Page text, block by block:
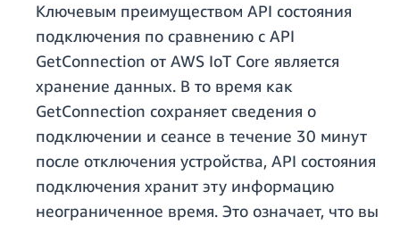
Ключевым преимуществом API состояния
подключения по сравнению с API
GetConnection от AWS IoT Core является
хранение данных. В то время как
GetConnection сохраняет сведения о
подключении и сеансе в течение 30 минут
после отключения устройства, API состояния
подключения хранит эту информацию
неограниченное время. Это означает, что вы